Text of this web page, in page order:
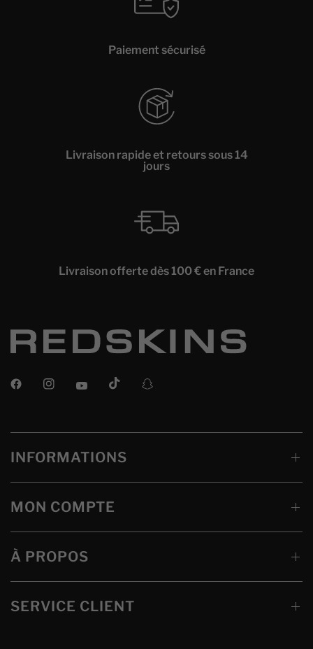
Paiement sécurisé
Livraison rapide et retours sous 14
jours
Livraison offerte dès 100 € en France
INFORMATIONS
MON COMPTE
À PROPOS
SERVICE CLIENT